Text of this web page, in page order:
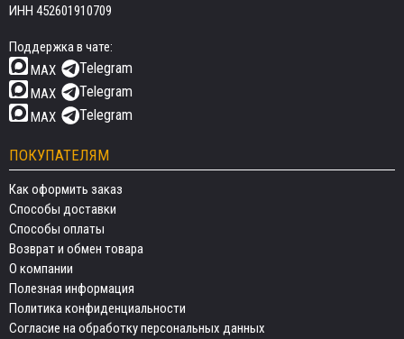
ИНН 452601910709
Поддержка в чате:
MAX
Telegram
MAX Telegram
MAX Telegram
ПОКУПАТЕЛЯМ
Как оформить заказ
Способы доставки
Способы оплаты
Возврат и обмен товара
О компании
Полезная информация
Политика конфиденциальности
Согласие на обработку персональных данных